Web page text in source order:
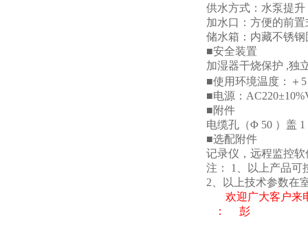
供水方式：水泵提升
加水口：方便的前
储水箱：内藏不锈
■安全装置
加湿器干烧保护 ,独
■使用环境温度：＋ 5
■电源：
■附件
电缆孔 （Φ 50 ） 盖 1
■选配附件
记录仪，远程监控软
注：
1
、以上产品
2 、以上技术参数在
欢迎广大客户来
： 彭